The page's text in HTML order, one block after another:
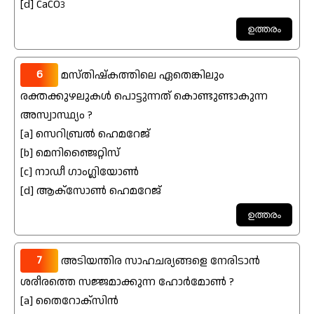
[d] CaCO3
6
മസ്തിഷ്കത്തിലെ ഏതെങ്കിലും
രക്തക്കുഴലുകൾ പൊട്ടുന്നത് കൊണ്ടുണ്ടാകുന്ന
അസ്വാസ്ഥ്യം ?
[a] സെറിബ്രൽ ഹെമറേജ്
[b] മെനിഞ്ജൈറ്റിസ്
[c] നാഡീ ഗാംഗ്ലിയോൺ
[d] ആക്സോൺ ഹെമറേജ്
7
അടിയന്തിര സാഹചര്യങ്ങളെ നേരിടാൻ
ശരീരത്തെ സജ്ജമാക്കുന്ന ഹോർമോൺ ?
[a] തെെറോക്സിൻ